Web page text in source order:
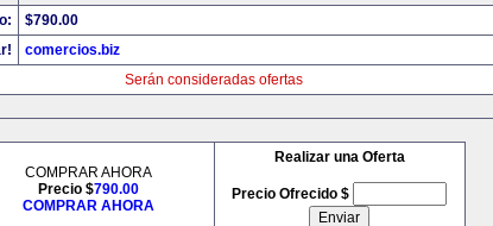
$790.00
comercios.biz
Serán consideradas ofertas
COMPRAR AHORA
Precio $790.00
COMPRAR AHORA
Realizar una Oferta
Precio Ofrecido $